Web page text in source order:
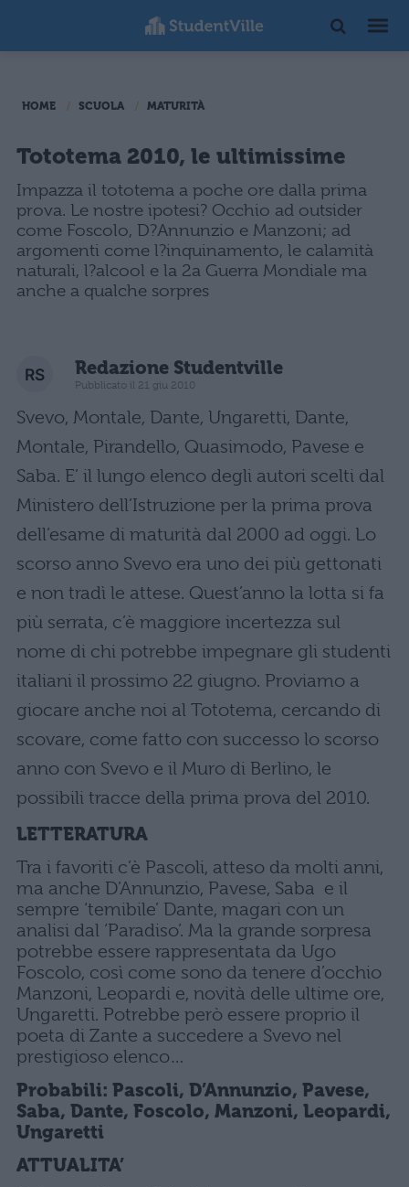
HOME SCUOLA MATURITÀ
Tototema 2010, le ultimissime
Impazza il tototema a poche ore dalla prima
prova. Le nostre ipotesi? Occhio ad outsider
come Foscolo, D?Annunzio e Manzoni; ad
argomenti come l?inquinamento, le calamità
naturali, l?alcool e la 2a Guerra Mondiale ma
anche a qualche sorpres
Redazione Studentville
Pubblicato il 21 giu 2010
Svevo, Montale, Dante, Ungaretti, Dante,
Montale, Pirandello, Quasimodo, Pavese e
Saba. E’ il lungo elenco degli autori scelti dal
Ministero dell’Istruzione per la prima prova
dell’esame di maturità dal 2000 ad oggi. Lo
scorso anno Svevo era uno dei più gettonati
e non tradì le attese. Quest’anno la lotta si fa
più serrata, c’è maggiore incertezza sul
nome di chi potrebbe impegnare gli studenti
italiani il prossimo 22 giugno. Proviamo a
giocare anche noi al Tototema, cercando di
scovare, come fatto con successo lo scorso
anno con Svevo e il Muro di Berlino, le
possibili tracce della prima prova del 2010.
LETTERATURA
Tra i favoriti c’è Pascoli, atteso da molti anni,
ma anche D’Annunzio, Pavese, Saba e il
sempre ‘temibile’ Dante, magari con un
analisi dal ‘Paradiso’. Ma la grande sorpresa
potrebbe essere rappresentata da Ugo
Foscolo, così come sono da tenere d’occhio
Manzoni, Leopardi e, novità delle ultime ore,
Ungaretti. Potrebbe però essere proprio il
poeta di Zante a succedere a Svevo nel
prestigioso elenco…
Probabili: Pascoli, D’Annunzio, Pavese,
Saba, Dante, Foscolo, Manzoni, Leopardi,
Ungaretti
ATTUALITA’